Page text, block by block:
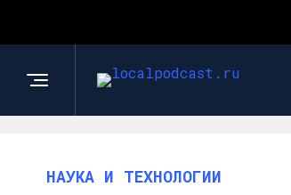
НАУКА И ТЕХНОЛОГИИ